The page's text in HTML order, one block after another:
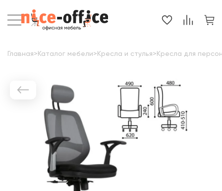
Главная> Каталог мебели> Кресла и стулья> Кресла для